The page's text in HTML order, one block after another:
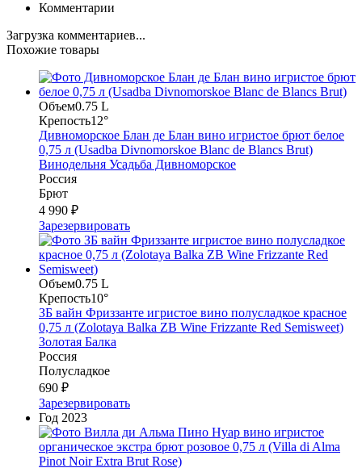
Комментарии
Загрузка комментариев...
Похожие товары
Объем0.75 L
Крепость12°
Дивноморское Блан де Блан вино игристое брют белое
0,75 л (Usadba Divnomorskoe Blanc de Blancs Brut)
Винодельня Усадьба Дивноморское
Россия
Брют
4 990 ₽
Зарезервировать
Объем0.75 L
Крепость10°
ЗБ вайн Фриззанте игристое вино полусладкое красное
0,75 л (Zolotaya Balka ZB Wine Frizzante Red Semisweet)
Золотая Балка
Россия
Полусладкое
690 ₽
Зарезервировать
Год 2023